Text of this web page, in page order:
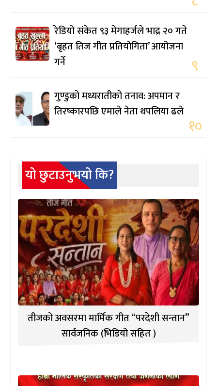
रेडियो संकेत ९३ मेगाहर्जले भाद्र २० गते
‘बृहत तिज गीत प्रतियोगिता’ आयोजना
गर्ने
९
गुण्डुको मध्यरातीको तनाव: अपमान र
तिरष्कारपछि एमाले नेता थपलिया ढले
१०
यो छुटाउनुभयो कि?
तीजको अवसरमा मार्मिक गीत “परदेशी सन्तान”
सार्वजनिक (भिडियो सहित )